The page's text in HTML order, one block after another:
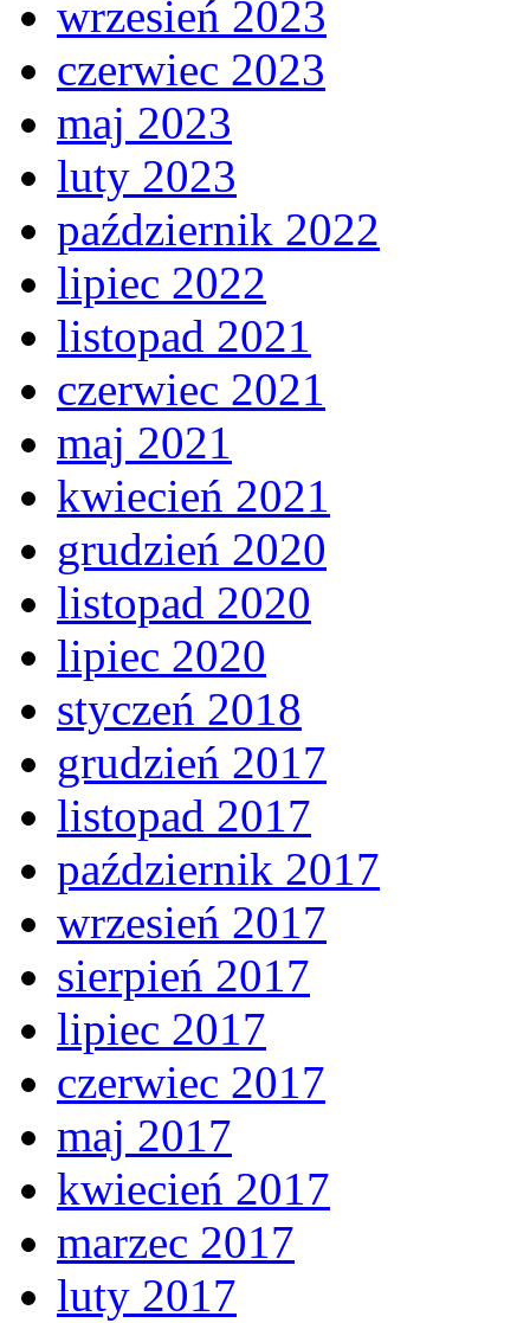
wrzesień 2023
czerwiec 2023
maj 2023
luty 2023
październik 2022
lipiec 2022
listopad 2021
czerwiec 2021
maj 2021
kwiecień 2021
grudzień 2020
listopad 2020
lipiec 2020
styczeń 2018
grudzień 2017
listopad 2017
październik 2017
wrzesień 2017
sierpień 2017
lipiec 2017
czerwiec 2017
maj 2017
kwiecień 2017
marzec 2017
luty 2017